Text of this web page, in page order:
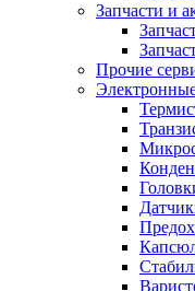
Запчасти и
Прочие